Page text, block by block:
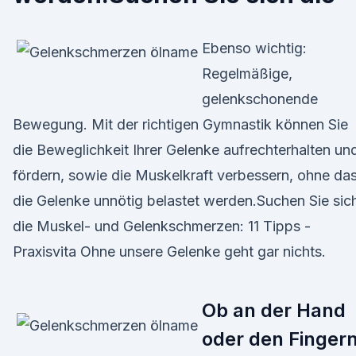
Ebenso wichtig:
Regelmäßige,
gelenkschonende
Bewegung. Mit der richtigen Gymnastik können Sie
die Beweglichkeit Ihrer Gelenke aufrechterhalten
fördern, sowie die Muskelkraft verbessern, ohne
die Gelenke unnötig belastet werden.Suchen Sie
die Muskel- und Gelenkschmerzen: 11 Tipps -
Praxisvita Ohne unsere Gelenke geht gar nichts.
Ob an der Hand
oder den